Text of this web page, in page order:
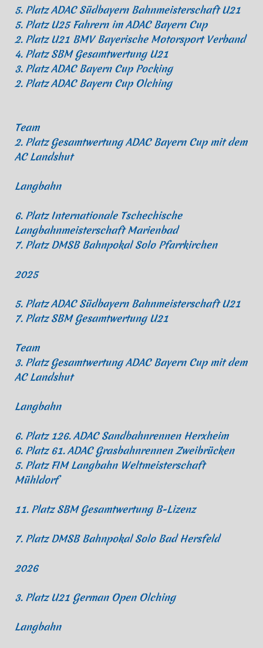
5. Platz ADAC Südbayern Bahnmeisterschaft U21
5. Platz U25 Fahrern im ADAC Bayern Cup
2. Platz U21 BMV Bayerische Motorsport Verband
4. Platz SBM Gesamtwertung U21
3. Platz ADAC Bayern Cup Pocking
2. Platz ADAC Bayern Cup Olching
Team
2. Platz Gesamtwertung ADAC Bayern Cup mit dem
AC Landshut
Langbahn
6. Platz Internationale Tschechische
Langbahnmeisterschaft Marienbad
7. Platz DMSB Bahnpokal Solo Pfarrkirchen
2025
5. Platz ADAC Südbayern Bahnmeisterschaft U21
7. Platz SBM Gesamtwertung U21
Team
3. Platz Gesamtwertung ADAC Bayern Cup mit dem
AC Landshut
Langbahn
6. Platz 126. ADAC Sandbahnrennen Herxheim
6. Platz 61. ADAC Grasbahnrennen Zweibrücken
5. Platz FIM Langbahn Weltmeisterschaft
Mühldorf
11. Platz SBM Gesamtwertung B-Lizenz
7. Platz DMSB Bahnpokal Solo Bad Hersfeld
2026
3. Platz U21 German Open Olching
Langbahn